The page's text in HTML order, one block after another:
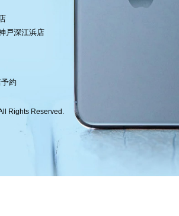
戸深江浜店
約
Rights Reserved.